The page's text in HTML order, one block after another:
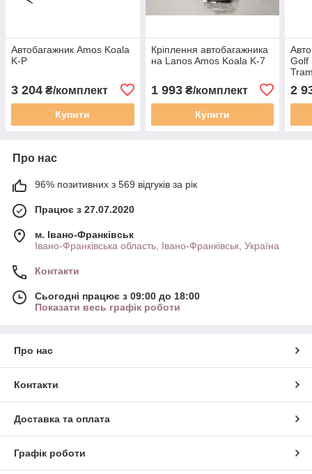
Автобагажник Amos Koala
K-P
3 204 ₴/комплект
Купити
Кріплення автобагажника
на Lanos Amos Koala K-7
1 993₴/комплект
Купити
Golf
2
Про нас
96% позитивних з 569 відгуків за рік
Працює з 27.07.2020
м. Івано-Франківськ
Івано-Франківська область, Івано-Франківськ, Україна
Контакти
Сьогодні працює з 09:00 до 18:00
Показати весь графік роботи
Про нас
Контакти
Доставка та оплата
Графік роботи